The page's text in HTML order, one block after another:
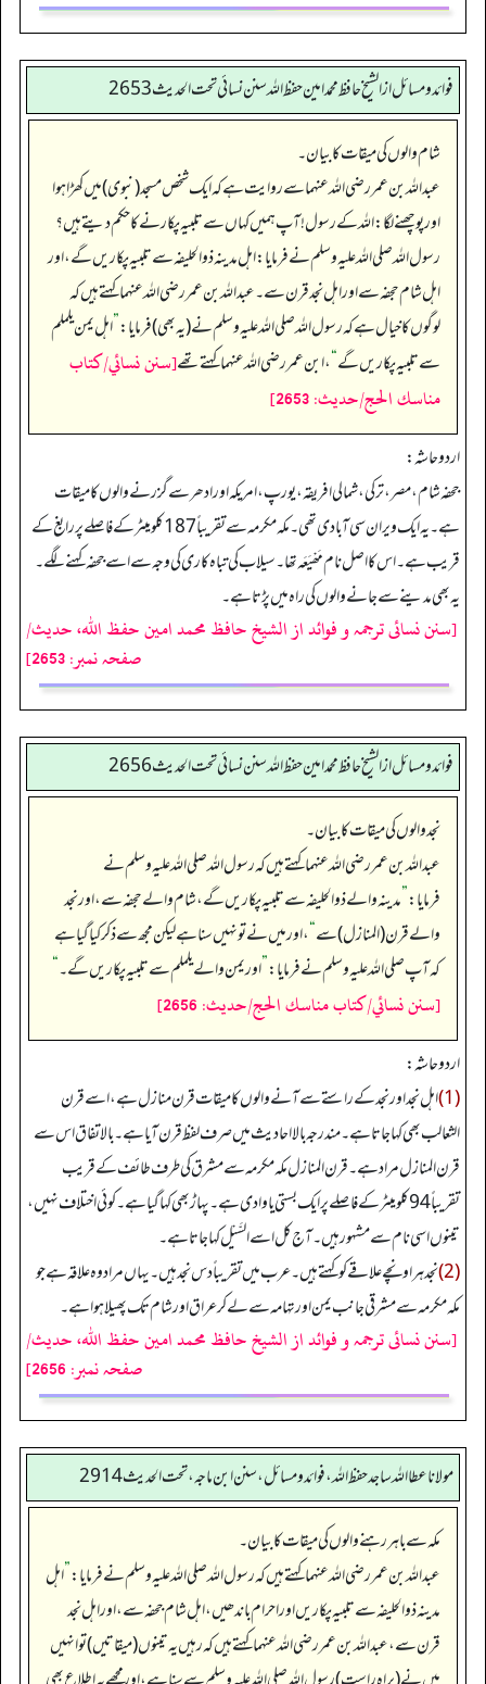
فوائد ومسائل از الشيخ حافظ محمد امين حفظ الله سنن نسائي تحت الحديث2653
شام والوں کی میقات کا بیان۔
عبداللہ بن عمر رضی الله عنہما سے روایت ہے کہ ایک شخص مسجد (نبوی) میں کھڑا ہوا
اور پوچھنے لگا: اللہ کے رسول! آپ ہمیں کہاں سے تلبیہ پکارنے کا حکم دیتے ہیں؟
رسول اللہ صلی اللہ علیہ وسلم نے فرمایا: اہل مدینہ ذوالحلیفہ سے تلبیہ پکاریں گے، اور
اہل شام حجفہ سے اور اہل نجد قرن سے۔ عبداللہ بن عمر رضی اللہ عنہما کہتے ہیں کہ
لوگوں کا خیال ہے کہ رسول اللہ صلی اللہ علیہ وسلم نے (یہ بھی) فرمایا:”اہل یمن یلملم
سے تلبیہ پکاریں گے“، ابن عمر رضی اللہ عنہما کہتے تھے[سنن نسائي/كتاب
مناسك الحج/حدیث: 2653]
اردو حاشہ:
جحفہ شام، مصر، ترکی، شمالی افریقہ، یورپ، امریکہ اور ادھر سے گزرنے والوں کا میقات
ہے۔ یہ ایک ویران سی آبادی تھی۔ مکہ مکرمہ سے تقریباً 187 کلو میٹر کے فاصلے پر رابغ کے
قریب ہے۔ اس کا اصل نام مَھْیَعَہ تھا۔ سیلاب کی تباہ کاری کی وجہ سے اسے جحفہ کہنے لگے۔
یہ بھی مدینے سے جانے والوں کی راہ میں پڑتا ہے۔
[سنن نسائی ترجمہ و فوائد از الشیخ حافظ محمد امین حفظ اللہ، حدیث/
صفحہ نمبر: 2653]
فوائد ومسائل از الشيخ حافظ محمد امين حفظ الله سنن نسائي تحت الحديث2656
نجد والوں کی میقات کا بیان۔
عبداللہ بن عمر رضی الله عنہما کہتے ہیں کہ رسول اللہ صلی اللہ علیہ وسلم نے
فرمایا:”مدینہ والے ذوالحلیفہ سے تلبیہ پکاریں گے، شام والے حجفہ سے، اور نجد
والے قرن (المنازل) سے“، اور میں نے تو نہیں سنا ہے لیکن مجھ سے ذکر کیا گیا ہے
کہ آپ صلی اللہ علیہ وسلم نے فرمایا:”اور یمن والے یلملم سے تلبیہ پکاریں گے۔‏‏‏‏“
[سنن نسائي/كتاب مناسك الحج/حدیث: 2656]
اردو حاشہ:
(1) اہل نجد اور نجد کے راستے سے آنے والوں کا میقات قرن منازل ہے، اسے قرن
الثعالب بھی کہا جاتا ہے۔ مندرجہ بالا احادیث میں صرف لفظ قرن آیا ہے۔ بالاتفاق اس سے
قرن المنازل مراد ہے۔ قرن المنازل مکہ مکرمہ سے مشرق کی طرف طائف کے قریب
تقریباً 94 کلو میٹر کے فاصلے پر ایک بستی یا وادی ہے۔ پہاڑ بھی کہا گیا ہے۔ کوئی اختلاف نہیں،
تینوں اسی نام سے مشہور ہیں۔ آج کل اسے السَّیْل کہا جاتا ہے۔
(2) نجد ہر اونچے علاقے کو کہتے ہیں۔ عرب میں تقریباً دس نجد ہیں۔ یہاں مراد وہ علاقہ ہے جو
مکہ مکرمہ سے مشرقی جانب یمن اور تہامہ سے لے کر عراق اور شام تک پھیلا ہوا ہے۔
[سنن نسائی ترجمہ و فوائد از الشیخ حافظ محمد امین حفظ اللہ، حدیث/
صفحہ نمبر: 2656]
مولانا عطا الله ساجد حفظ الله، فوائد و مسائل، سنن ابن ماجه، تحت الحديث2914
مکہ سے باہر رہنے والوں کی میقات کا بیان۔
عبداللہ بن عمر رضی اللہ عنہما کہتے ہیں کہ رسول اللہ صلی اللہ علیہ وسلم نے فرمایا:”اہل
مدینہ ذو الحلیفہ سے تلبیہ پکاریں اور احرام باندھیں، اہل شام جحفہ سے، اور اہل نجد
قرن سے، عبداللہ بن عمر رضی اللہ عنہما کہتے ہیں کہ رہیں یہ تینوں (میقاتیں) تو انہیں